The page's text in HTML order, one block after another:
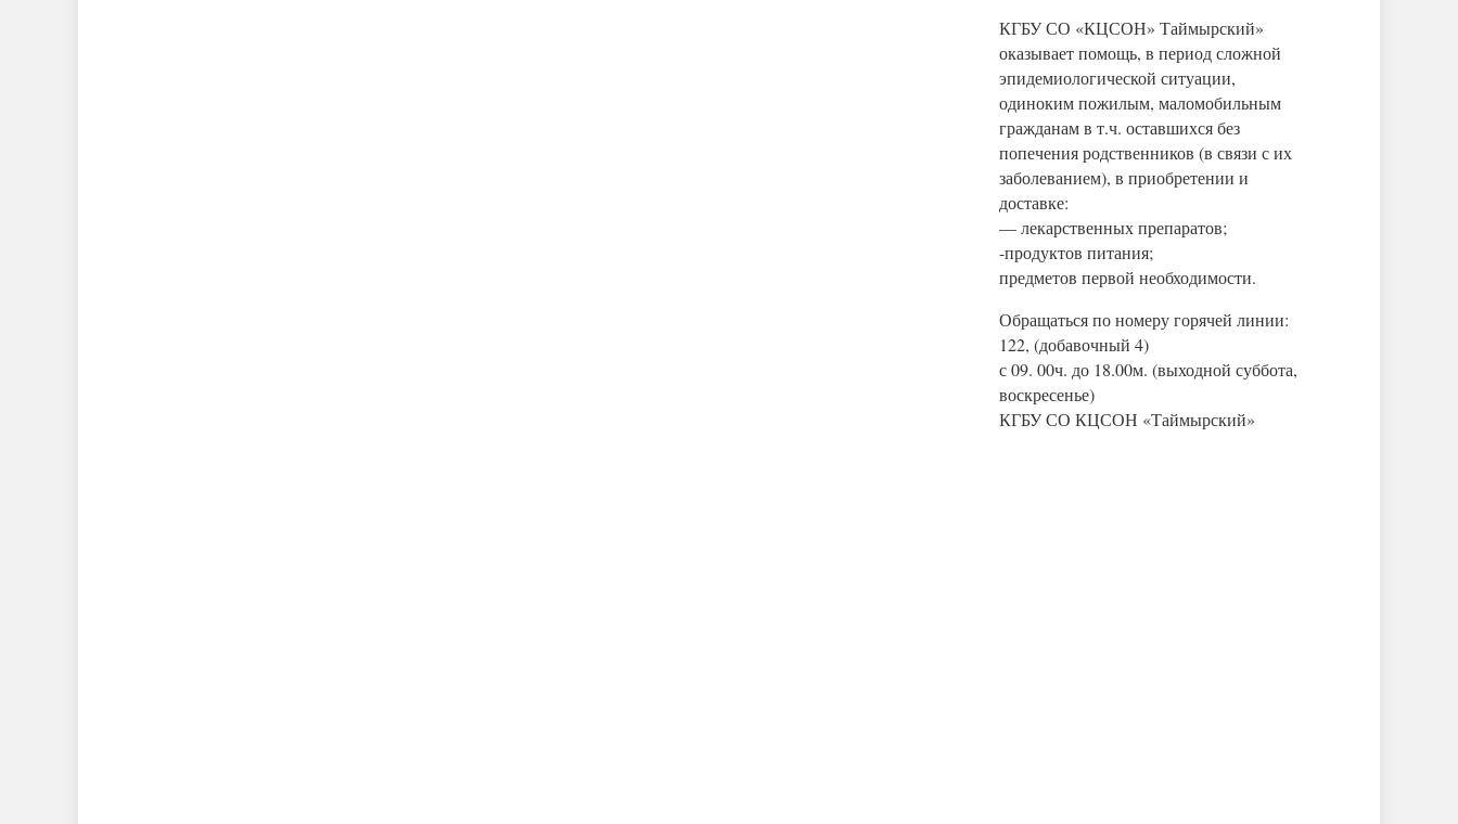
КГБУ СО «КЦСОН» Таймырский»
оказывает помощь, в период сложной
эпидемиологической ситуации,
одиноким пожилым, маломобильным
гражданам в т.ч. оставшихся без
попечения родственников (в связи с их
заболеванием), в приобретении и
доставке:
— лекарственных препаратов;
-продуктов питания;
предметов первой необходимости.
Обращаться по номеру горячей линии:
122, (добавочный 4)
с 09. 00ч. до 18.00м. (выходной суббота,
воскресенье)
КГБУ СО КЦСОН «Таймырский»